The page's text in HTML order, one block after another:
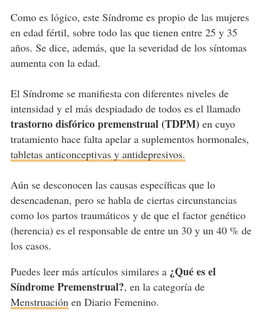
Como es lógico, este Síndrome es propio de las mujeres
en edad fértil, sobre todo las que tienen entre 25 y 35
años. Se dice, además, que la severidad de los síntomas
aumenta con la edad.
El Síndrome se manifiesta con diferentes niveles de
intensidad y el más despiadado de todos es el llamado
trastorno disfórico premenstrual (TDPM) en cuyo
tratamiento hace falta apelar a suplementos hormonales,
tabletas anticonceptivas y antidepresivos.
Aún se desconocen las causas específicas que lo
desencadenan, pero se habla de ciertas circunstancias
como los partos traumáticos y de que el factor genético
(herencia) es el responsable de entre un 30 y un 40 % de
los casos.
Puedes leer más artículos similares a ¿Qué es el
Síndrome Premenstrual?, en la categoría de
Menstruación en Diario Femenino.